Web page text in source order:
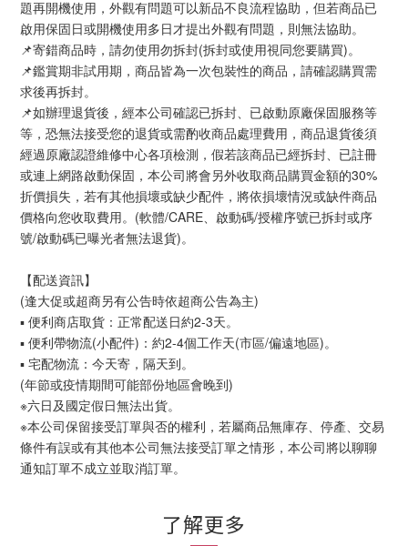
題再開機使用，外觀有問題可以新品不良流程協助，但若商品已
啟用保固日或開機使用多日才提出外觀有問題，則無法協助。
📌寄錯商品時，請勿使用勿拆封(拆封或使用視同您要購買)。
📌鑑賞期非試用期，商品皆為一次包裝性的商品，請確認購買需
求後再拆封。
📌如辦理退貨後，經本公司確認已拆封、已啟動原廠保固服務等
等，恐無法接受您的退貨或需酌收商品處理費用，商品退貨後須
經過原廠認證維修中心各項檢測，假若該商品已經拆封、已註冊
或連上網路啟動保固，本公司將會另外收取商品購買金額的30%
折價損失，若有其他損壞或缺少配件，將依損壞情況或缺件商品
價格向您收取費用。(軟體/CARE、啟動碼/授權序號已拆封或序
號/啟動碼已曝光者無法退貨)。
【配送資訊】
(逢大促或超商另有公告時依超商公告為主)
▪ 便利商店取貨：正常配送日約2-3天。
▪ 便利帶物流(小配件)：約2-4個工作天(市區/偏遠地區)。
▪ 宅配物流：今天寄，隔天到。
(年節或疫情期間可能部份地區會晚到)
※六日及國定假日無法出貨。
※本公司保留接受訂單與否的權利，若屬商品無庫存、停產、交易
條件有誤或有其他本公司無法接受訂單之情形，本公司將以聊聊
通知訂單不成立並取消訂單。
了解更多